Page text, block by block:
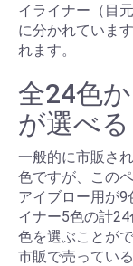
イライナー（目
に分かれていま
れます。
全24色
が選べる
一般的に市販さ
色ですが、この
アイブロー用が9
イナー5色の計
色を選ぶことがで
市販で売ってい